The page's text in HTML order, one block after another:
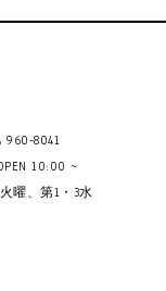
960-8041
10:00 ~
曜、第1・3水